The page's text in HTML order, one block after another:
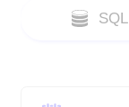
SQL